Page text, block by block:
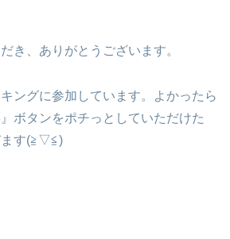
き、ありがとうございます。
ングに参加しています。よかったら
ボタンをポチっとしていただけた
ます(≧▽≦)